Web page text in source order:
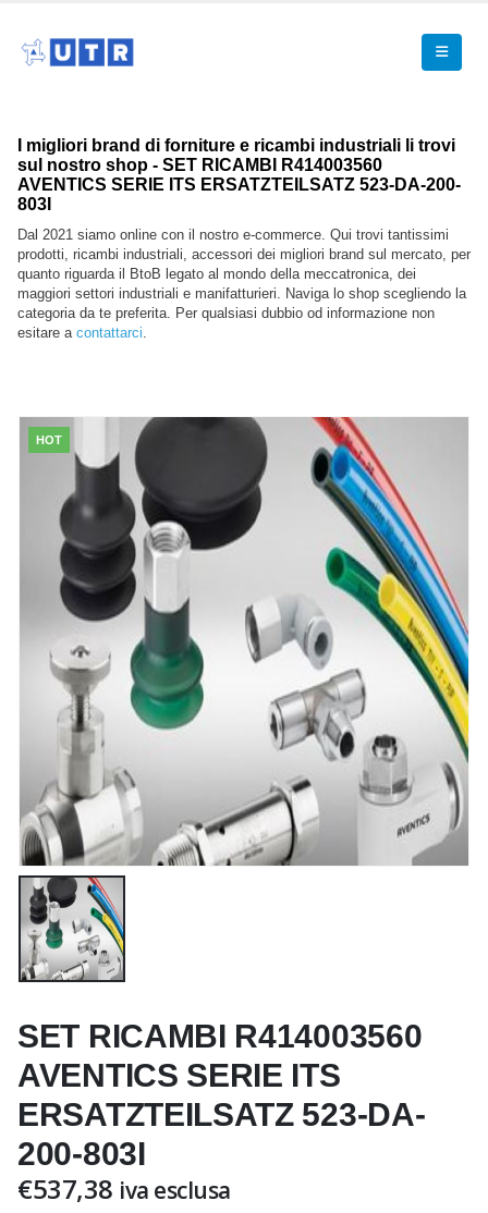
I migliori brand di forniture e ricambi industriali li trovi
sul nostro shop - SET RICAMBI R414003560
AVENTICS SERIE ITS ERSATZTEILSATZ 523-DA-200-
803I
Dal 2021 siamo online con il nostro e-commerce. Qui trovi tantissimi
prodotti, ricambi industriali, accessori dei migliori brand sul mercato, per
quanto riguarda il BtoB legato al mondo della meccatronica, dei
maggiori settori industriali e manifatturieri. Naviga lo shop scegliendo la
categoria da te preferita. Per qualsiasi dubbio od informazione non
esitare a contattarci.
HOT
SET RICAMBI R414003560
AVENTICS SERIE ITS
ERSATZTEILSATZ 523-DA-
200-803I
€537,38 iva esclusa